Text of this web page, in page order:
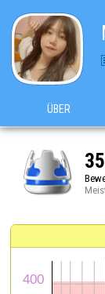
ÜBER